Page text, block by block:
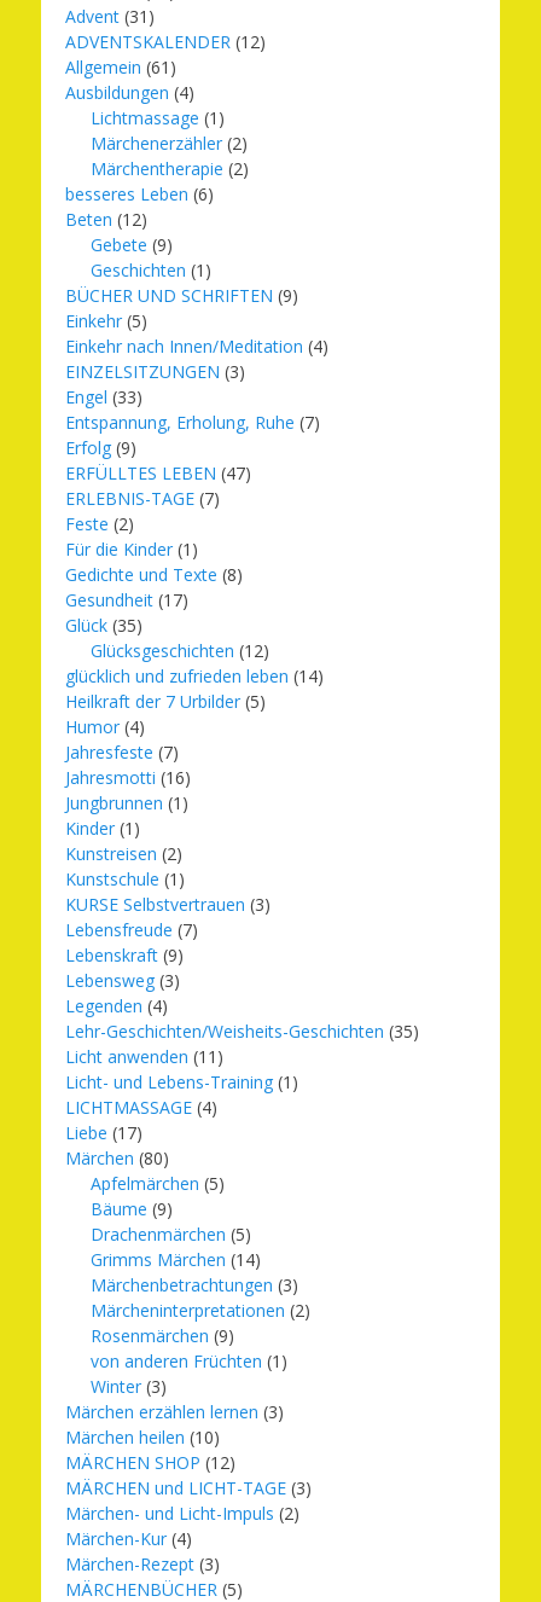
Advent (31)
ADVENTSKALENDER (12)
Allgemein (61)
Ausbildungen (4)
Lichtmassage (1)
Märchenerzähler (2)
Märchentherapie (2)
besseres Leben (6)
Beten (12)
Gebete (9)
Geschichten (1)
BÜCHER UND SCHRIFTEN (9)
Einkehr (5)
Einkehr nach Innen/Meditation (4)
EINZELSITZUNGEN (3)
Engel (33)
Entspannung, Erholung, Ruhe (7)
Erfolg (9)
ERFÜLLTES LEBEN (47)
ERLEBNIS-TAGE (7)
Feste (2)
Für die Kinder (1)
Gedichte und Texte (8)
Gesundheit (17)
Glück (35)
Glücksgeschichten (12)
glücklich und zufrieden leben (14)
Heilkraft der 7 Urbilder (5)
Humor (4)
Jahresfeste (7)
Jahresmotti (16)
Jungbrunnen (1)
Kinder (1)
Kunstreisen (2)
Kunstschule (1)
KURSE Selbstvertrauen (3)
Lebensfreude (7)
Lebenskraft (9)
Lebensweg (3)
Legenden (4)
Lehr-Geschichten/Weisheits-Geschichten (35)
Licht anwenden (11)
Licht- und Lebens-Training (1)
LICHTMASSAGE (4)
Liebe (17)
Märchen (80)
Apfelmärchen (5)
Bäume (9)
Drachenmärchen (5)
Grimms Märchen (14)
Märchenbetrachtungen (3)
Märcheninterpretationen (2)
Rosenmärchen (9)
von anderen Früchten (1)
Winter (3)
Märchen erzählen lernen (3)
Märchen heilen (10)
MÄRCHEN SHOP (12)
MÄRCHEN und LICHT-TAGE (3)
Märchen- und Licht-Impuls (2)
Märchen-Kur (4)
Märchen-Rezept (3)
MÄRCHENBÜCHER (5)